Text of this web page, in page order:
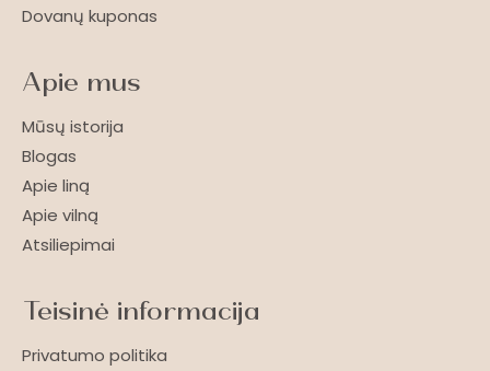
Dovanų kuponas
Apie mus
Mūsų istorija
Blogas
Apie liną
Apie vilną
Atsiliepimai
Teisinė informacija
Privatumo politika